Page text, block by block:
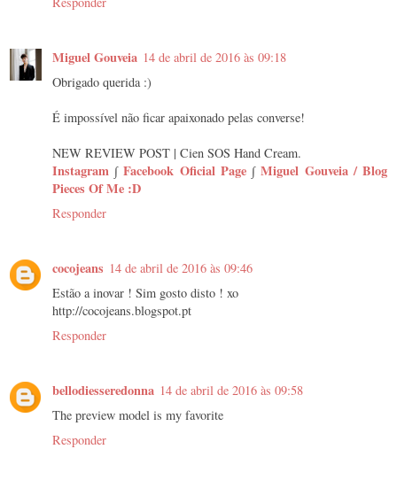
Miguel Gouveia 14 de abril de 2016 às 09:18
Obrigado querida :)
É impossível não ficar apaixonado pelas converse!
NEW REVIEW POST | Cien SOS Hand Cream.
Instagram ∫Facebook Oficial Page∫Miguel Gouveia / Blog
Pieces Of Me :D
Responder
cocojeans 14 de abril de 2016 às 09:46
Estão a inovar ! Sim gosto disto ! xo
http://cocojeans.blogspot.pt
Responder
bellodiesseredonna 14 de abril de 2016 às 09:58
The preview model is my favorite
Responder